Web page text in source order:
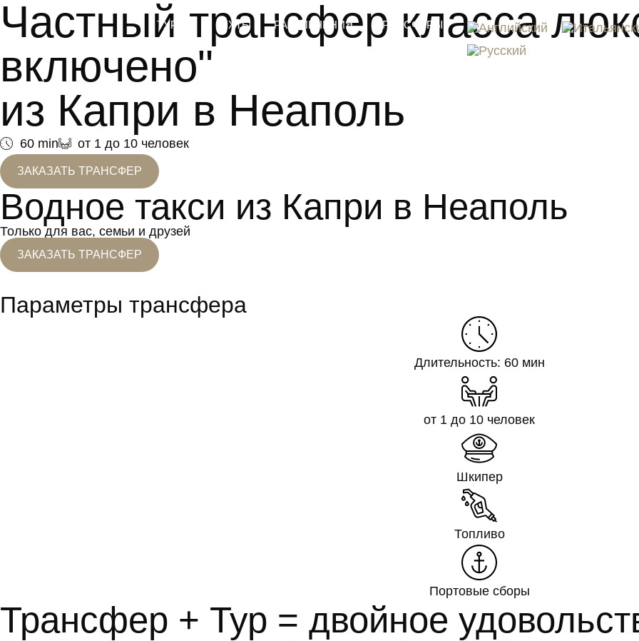
ТУРЫ ЯХТЫ РАЗВЛЕЧЕНИЯ ТРАНСФЕРЫ
Частный трансфер класса
включено"
из Капри в Неаполь
60 min от 1 до 10 человек
ЗАКАЗАТЬ ТРАНСФЕР
Водное такси из Капри в Неаполь
Только для вас, семьи и друзей
ЗАКАЗАТЬ ТРАНСФЕР
Параметры трансфера
Длительность: 60 мин
от 1 до 10 человек
Шкипер
Топливо
Портовые сборы
Трансфер + Тур = двойное